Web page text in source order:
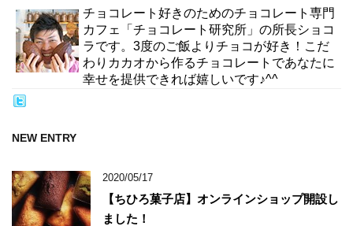
チョコレート好きのためのチョコレート専門
カフェ「チョコレート研究所」の所長ショコ
ラです。3度のご飯よりチョコが好き！こだ
わりカカオから作るチョコレートであなたに
幸せを提供できれば嬉しいです♪^^
NEW ENTRY
2020/05/17
【ちひろ菓子店】オンラインショップ開設し
ました！